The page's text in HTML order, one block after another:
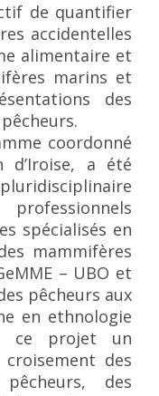
de quantifier
accidentelles
alimentaire et
marins et
des
coordonné
a été
spécialisés en
mammifères
– UBO et
pêcheurs aux
en ethnologie
ce projet un
des
des